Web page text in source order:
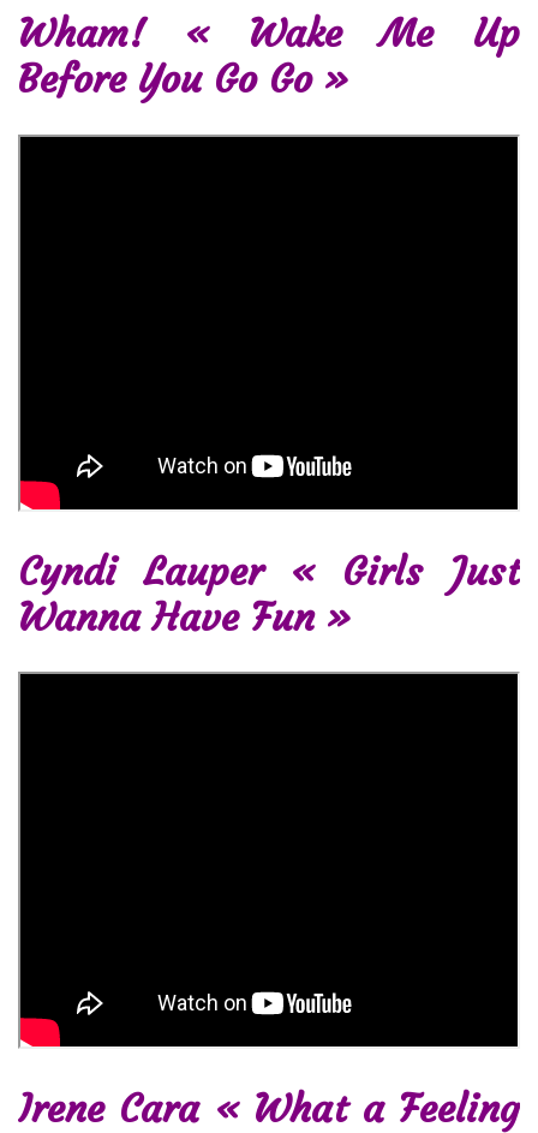
Wham! « Wake Me Up
Before You Go Go »
Cyndi Lauper « Girls Just
Wanna Have Fun »
Irene Cara « What a Feeling